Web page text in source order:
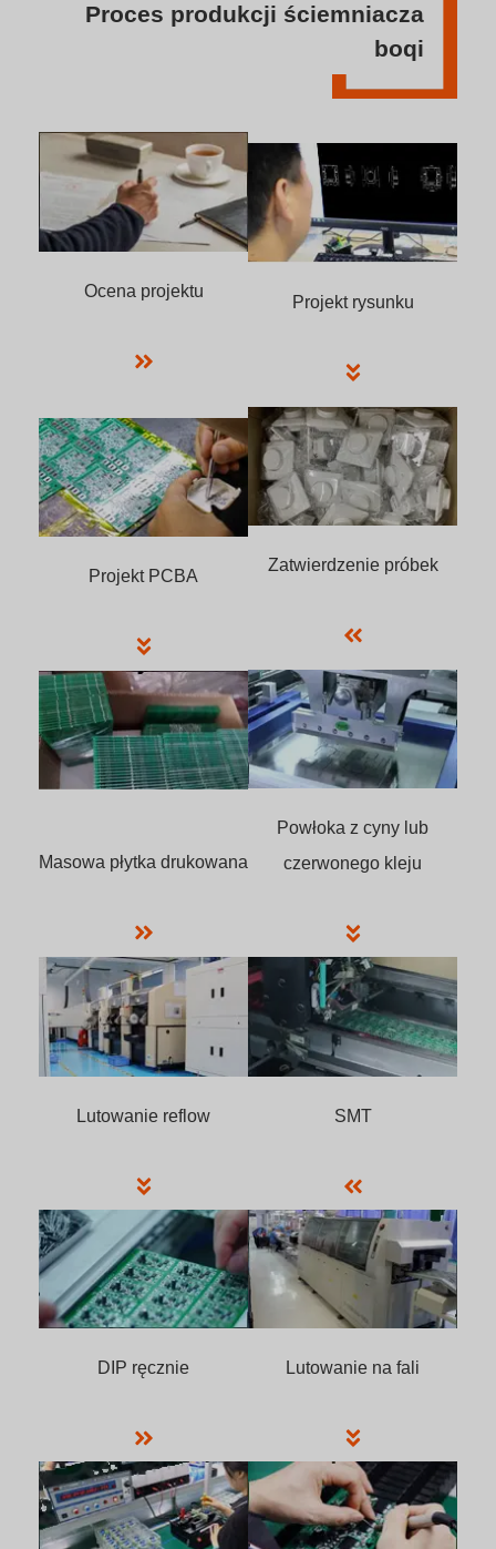
Proces produkcji ściemniacza
boqi
Ocena projektu
Projekt rysunku
Projekt PCBA
Zatwierdzenie próbek
Masowa płytka drukowana
Powłoka z cyny lub
czerwonego kleju
Lutowanie reflow SMT
DIP ręcznie Lutowanie na fali